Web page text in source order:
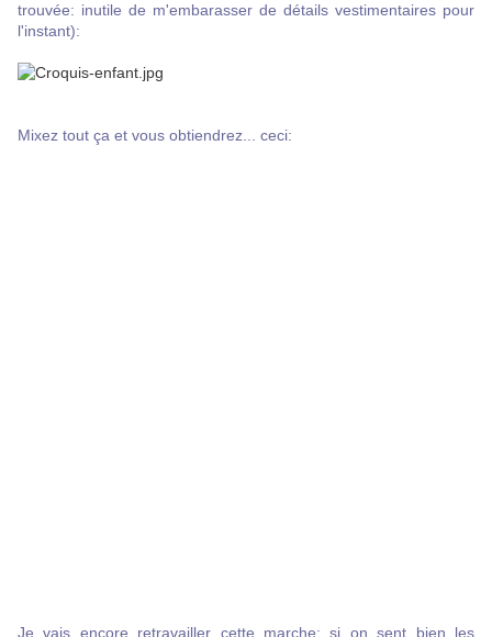
trouvée: inutile de m'embarasser de détails vestimentaires pour
l'instant):
Mixez tout ça et vous obtiendrez... ceci:
Je vais encore retravailler cette marche: si on sent bien les